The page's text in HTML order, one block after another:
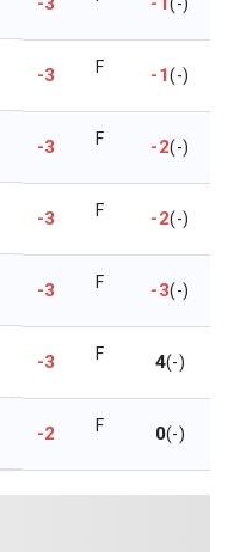
(-)
-3 F -1(-)
-3 F -2(-)
-3 F -2(-)
-3 F -3(-)
-3 F 4(-)
-2 F 0(-)